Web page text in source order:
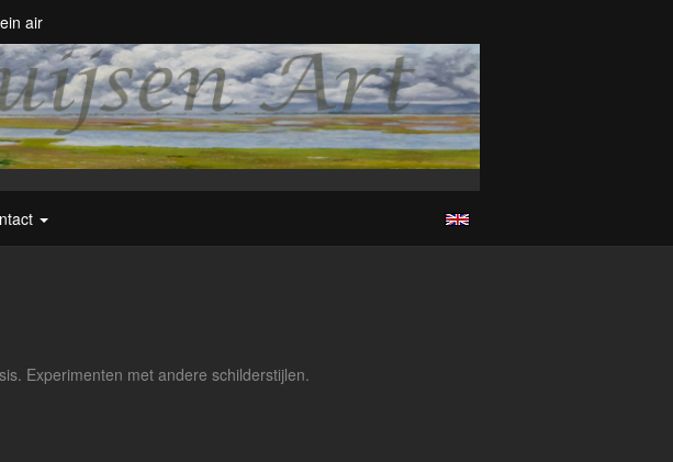
air
Experimenten met andere schilderstijlen.